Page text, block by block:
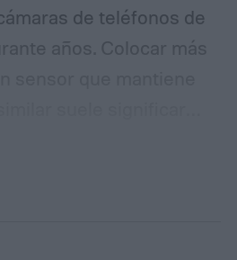
de teléfonos de
años. Colocar más
que limita la cantidad
El ISOCELL